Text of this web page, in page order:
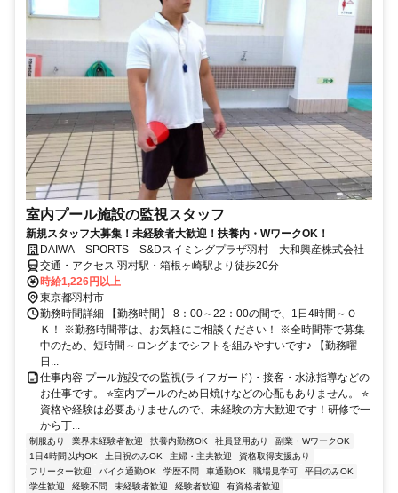
室内プール施設の監視スタッフ
新規スタッフ大募集！未経験者大歓迎！扶養内・WワークOK！
DAIWA SPORTS S&Dスイミングプラザ羽村 大和興産株式会社
交通・アクセス 羽村駅・箱根ヶ崎駅より徒歩20分
時給1,226円以上
東京都羽村市
勤務時間詳細 【勤務時間】 8：00～22：00の間で、1日4時間～Ｏ
Ｋ！ ※勤務時間帯は、お気軽にご相談ください！ ※全時間帯で募集
中のため、短時間～ロングまでシフトを組みやすいです♪ 【勤務曜
日...
仕事内容 プール施設での監視(ライフガード)・接客・水泳指導などの
お仕事です。 ⭐室内プールのため日焼けなどの心配もありません。 ⭐
資格や経験は必要ありませんので、未経験の方大歓迎です！研修で一
から丁...
制服あり 業界未経験者歓迎 扶養内勤務OK 社員登用あり
副業・WワークOK
1日4時間以内OK
土日祝のみOK 主婦・主夫歓迎
資格取得支援あり
フリーター歓迎
バイク通勤OK 学歴不問 車通勤OK 職場見学可
平日のみOK
学生歓迎
経験不問 未経験者歓迎 経験者歓迎 有資格者歓迎